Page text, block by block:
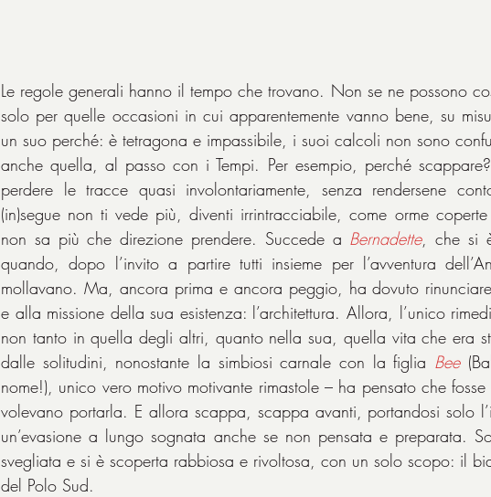
Le regole generali hanno il tempo che trovano. Non se ne possono
solo per quelle occasioni in cui apparentemente vanno bene, su
un suo perché: è tetragona e impassibile, i suoi calcoli non sono
anche quella, al passo con i Tempi. Per esempio, perché
perdere le tracce quasi involontariamente, senza rendersene
(in)segue non ti vede più, diventi irrintracciabile, come orme
non sa più che direzione prendere. Succede a Bernadette, che si
quando, dopo l’invito a partire tutti insieme per l’avventura
mollavano. Ma, ancora prima e ancora peggio, ha dovuto
e alla missione della sua esistenza: l’architettura. Allora, l’unico
non tanto in quella degli altri, quanto nella sua, quella vita che era
dalle solitudini, nonostante la simbiosi carnale con la figlia Bee
nome!), unico vero motivo motivante rimastole – ha pensato che
volevano portarla. E allora scappa, scappa avanti, portandosi solo
un’evasione a lungo sognata anche se non pensata e preparata.
svegliata e si è scoperta rabbiosa e rivoltosa, con un solo scopo: il
del Polo Sud.